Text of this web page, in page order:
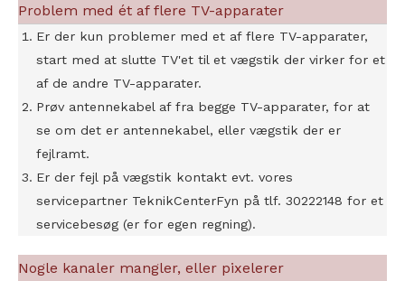
Problem med ét af flere TV-apparater
Er der kun problemer med et af flere TV-apparater,
start med at slutte TV'et til et vægstik der virker for et
af de andre TV-apparater.
Prøv antennekabel af fra begge TV-apparater, for at
se om det er antennekabel, eller vægstik der er
fejlramt.
Er der fejl på vægstik kontakt evt. vores
servicepartner TeknikCenterFyn på tlf. 30222148 for et
servicebesøg (er for egen regning).
Nogle kanaler mangler, eller pixelerer